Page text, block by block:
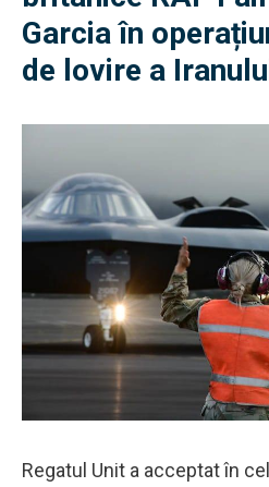
Garcia în
de lovire a
Regatul Unit a acceptat în